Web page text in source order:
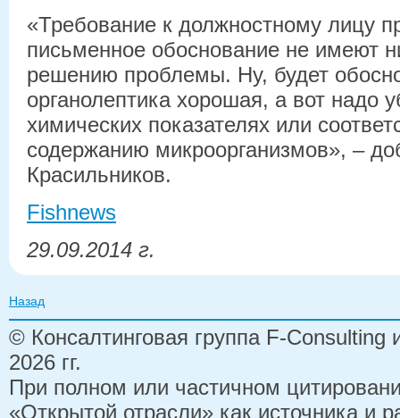
«Требование к должностному лицу
письменное обоснование не имеют
решению проблемы. Ну, будет
органолептика хорошая, а вот надо
химических показателях или
содержанию микроорганизмов», –
Красильников.
Fishnews
29.09.2014 г.
Назад
© Консалтинговая группа F-
2026 гг.
При полном или частичном
«Открытой отрасли» как источника и